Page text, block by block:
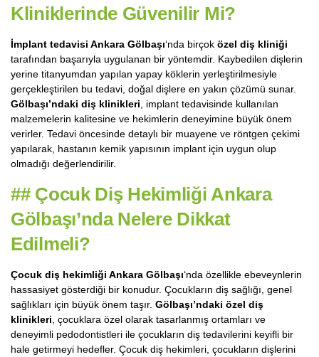
Kliniklerinde Güvenilir Mi?
İmplant tedavisi Ankara Gölbaşı‘nda birçok özel diş kliniği
tarafından başarıyla uygulanan bir yöntemdir. Kaybedilen dişlerin
yerine titanyumdan yapılan yapay köklerin yerleştirilmesiyle
gerçekleştirilen bu tedavi, doğal dişlere en yakın çözümü sunar.
Gölbaşı’ndaki diş klinikleri , implant tedavisinde kullanılan
malzemelerin kalitesine ve hekimlerin deneyimine büyük önem
verirler. Tedavi öncesinde detaylı bir muayene ve röntgen çekimi
yapılarak, hastanın kemik yapısının implant için uygun olup
olmadığı değerlendirilir.
## Çocuk Diş Hekimliği Ankara
Gölbaşı’nda Nelere Dikkat
Edilmeli?
Çocuk diş hekimliği Ankara Gölbaşı‘nda özellikle ebeveynlerin
hassasiyet gösterdiği bir konudur. Çocukların diş sağlığı, genel
sağlıkları için büyük önem taşır. Gölbaşı’ndaki özel diş
klinikleri , çocuklara özel olarak tasarlanmış ortamları ve
deneyimli pedodontistleri ile çocukların diş tedavilerini keyifli bir
hale getirmeyi hedefler. Çocuk diş hekimleri, çocukların dişlerini